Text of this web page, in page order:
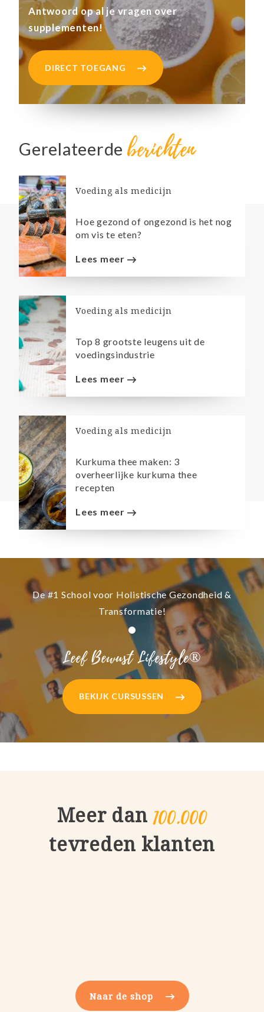
Antwoord op al je vragen over
supplementen!
DIRECT TOEGANG
Gerelateerde berichten
Voeding als medicijn
Hoe gezond of ongezond is het nog
om vis te eten?
Lees meer
Voeding als medicijn
Top 8 grootste leugens uit de
voedingsindustrie
Lees meer
Voeding als medicijn
Kurkuma thee maken: 3
overheerlijke kurkuma thee
recepten
Lees meer
De #1 School voor Holistische Gezondheid &
Transformatie!
Leef Bewust Lifestyle®
BEKIJK CURSUSSEN
Meer dan 100.000
tevreden klanten
Naar de shop